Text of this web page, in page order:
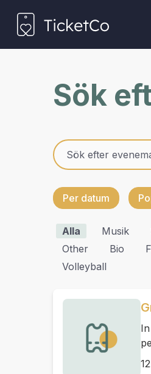
Sök
Per datum
Alla Musik
Other
Bio
Volleyball